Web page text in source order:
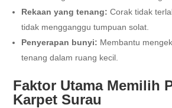
Rekaan yang tenang: Corak tidak
tidak mengganggu tumpuan solat.
Penyerapan bunyi: Membantu
tenang dalam ruang kecil.
Faktor Utama Memilih
Karpet Surau